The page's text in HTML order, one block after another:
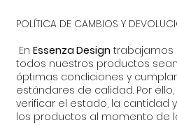
POLÍTICA DE CAMBIOS Y
EnEssenza Design trabajamos
todos nuestros productos
óptimas condiciones y
estándares de calidad. Por
verificar el estado, la cantidad
los productos al momento de